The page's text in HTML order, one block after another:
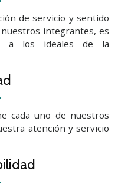
de servicio y sentido
integrantes, es
a los ideales de la
cada uno de nuestros
atención y servicio